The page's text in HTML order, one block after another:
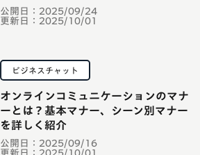
公開日： 2025/09/24
更新日： 2025/10/01
ビジネスチャット
公開日： 2025/09/16
オンラインコミュニケーションのマナ
ーとは？基本マナー、シーン別マナー
を詳しく紹介